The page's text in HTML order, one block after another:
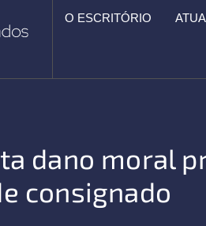
O ESCRITÓRIO
dano moral
consignado